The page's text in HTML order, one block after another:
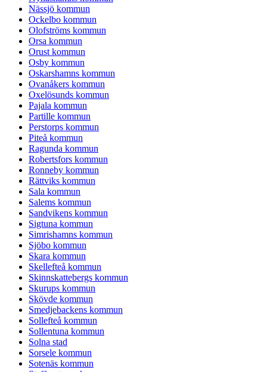
Nässjö kommun
Ockelbo kommun
Olofströms kommun
Orsa kommun
Orust kommun
Osby kommun
Oskarshamns kommun
Ovanåkers kommun
Oxelösunds kommun
Pajala kommun
Partille kommun
Perstorps kommun
Piteå kommun
Ragunda kommun
Robertsfors kommun
Ronneby kommun
Rättviks kommun
Sala kommun
Salems kommun
Sandvikens kommun
Sigtuna kommun
Simrishamns kommun
Sjöbo kommun
Skara kommun
Skellefteå kommun
Skinnskattebergs kommun
Skurups kommun
Skövde kommun
Smedjebackens kommun
Sollefteå kommun
Sollentuna kommun
Solna stad
Sorsele kommun
Sotenäs kommun